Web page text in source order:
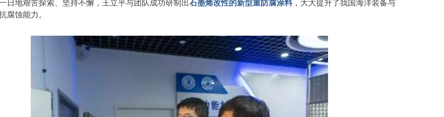
日地艰苦探索、坚持不懈，王立平与团队成功研制出石墨烯改性的新型重防腐涂料，大大提升了我国海洋装备与
腐蚀能力。